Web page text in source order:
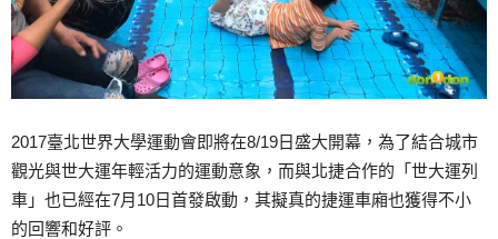
2017臺北世界大學運動會即將在8/19日盛大開幕，為了結合城市
觀光與世大運年輕活力的運動意象，而與北捷合作的「世大運列
車」也已經在7月10日首發啟動，其擬真的捷運車廂也獲得不小
的回響和好評。